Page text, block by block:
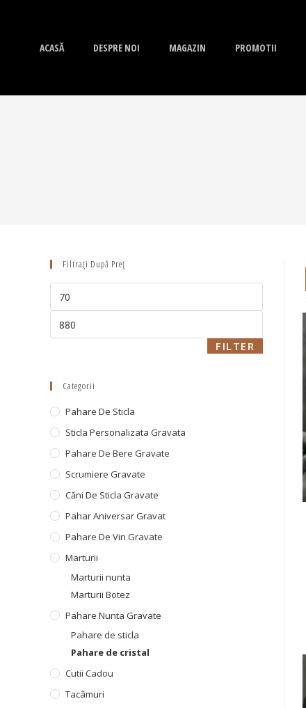
ACASĂ DESPRE NOI MAGAZIN PROMOTII
Filtrați După Preț
FILTER
Categorii
Pahare De Sticla
Sticla Personalizata Gravata
Pahare De Bere Gravate
Scrumiere Gravate
Căni De Sticla Gravate
Pahar Aniversar Gravat
Pahare De Vin Gravate
Marturii
Marturii nunta
Marturii Botez
Pahare Nunta Gravate
Pahare de sticla
Pahare de cristal
Cutii Cadou
Tacâmuri